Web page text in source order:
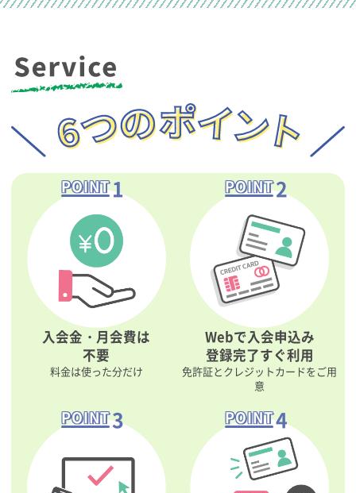
POINT1
入会金・月会費は
不要
料金は使った分だけ
POINT2
Webで入会申込み
登録完了すぐ利用
免許証とクレジットカードをご用
意
POINT3 POINT4